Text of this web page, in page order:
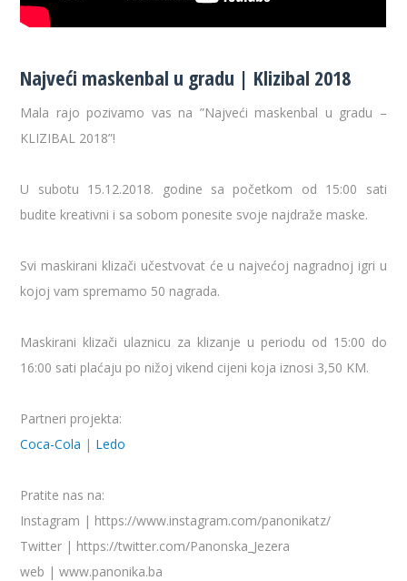
Najveći maskenbal u gradu | Klizibal 2018
Mala rajo pozivamo vas na ”Najveći maskenbal u gradu –
KLIZIBAL 2018”!
U subotu 15.12.2018. godine sa početkom od 15:00 sati
budite kreativni i sa sobom ponesite svoje najdraže maske.
Svi maskirani klizači učestvovat će u najvećoj nagradnoj igri u
kojoj vam spremamo 50 nagrada.
Maskirani klizači ulaznicu za klizanje u periodu od 15:00 do
16:00 sati plaćaju po nižoj vikend cijeni koja iznosi 3,50 KM.
Partneri projekta:
Coca-Cola | Ledo
Pratite nas na:
Instagram | https://www.instagram.com/panonikatz/
Twitter | https://twitter.com/Panonska_Jezera
web | www.panonika.ba